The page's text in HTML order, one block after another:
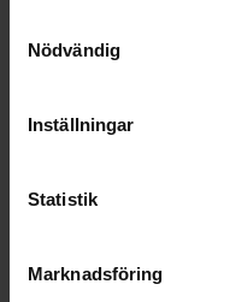
Nödvändig
Inställningar
Statistik
Marknadsföring
till slutet av januari
företagare rätt till
betalas i 12 månader.